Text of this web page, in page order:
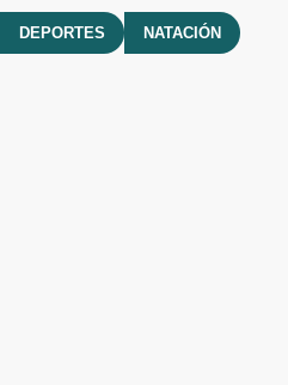
DEPORTES NATACIÓN